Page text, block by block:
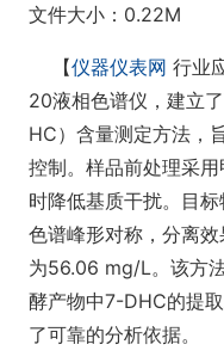
文件大小：0.22M
【仪器仪表网 行业
20液相色谱仪，建立
HC）含量测定方法，
控制。样品前处理采
时降低基质干扰。目标
色谱峰形对称，分离
为56.06 mg/L。该方
酵产物中7-DHC的提
了可靠的分析依据。